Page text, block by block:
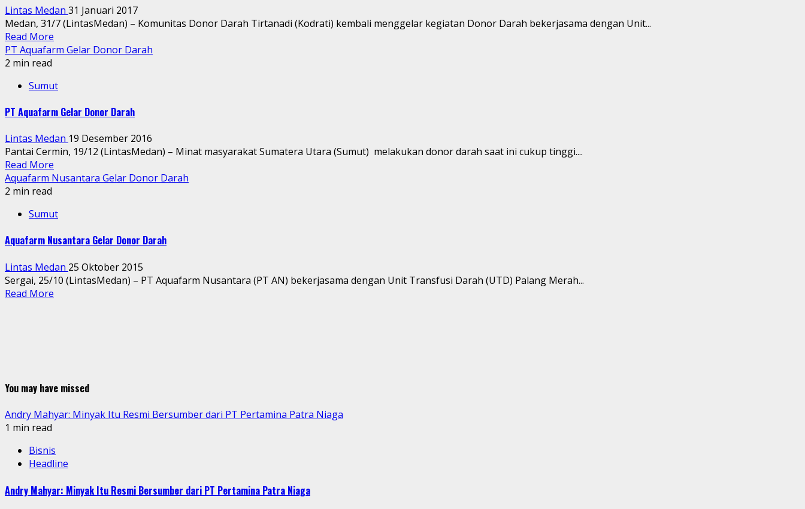
Lintas Medan 31 Januari 2017
Medan, 31/7 (LintasMedan) – Komunitas Donor Darah Tirtanadi (Kodrati) kembali menggelar kegiatan Donor Darah bekerjasama dengan Unit...
Read More
PT Aquafarm Gelar Donor Darah
2 min read
Sumut
PT Aquafarm Gelar Donor Darah
Lintas Medan 19 Desember 2016
Pantai Cermin, 19/12 (LintasMedan) – Minat masyarakat Sumatera Utara (Sumut) melakukan donor darah saat ini cukup tinggi....
Read More
Aquafarm Nusantara Gelar Donor Darah
2 min read
Sumut
Aquafarm Nusantara Gelar Donor Darah
Lintas Medan 25 Oktober 2015
Sergai, 25/10 (LintasMedan) – PT Aquafarm Nusantara (PT AN) bekerjasama dengan Unit Transfusi Darah (UTD) Palang Merah...
Read More
You may have missed
Andry Mahyar: Minyak Itu Resmi Bersumber dari PT Pertamina Patra Niaga
1 min read
Bisnis
Headline
Andry Mahyar: Minyak Itu Resmi Bersumber dari PT Pertamina Patra Niaga